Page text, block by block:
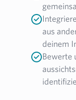
aus
deinem
Bewerte